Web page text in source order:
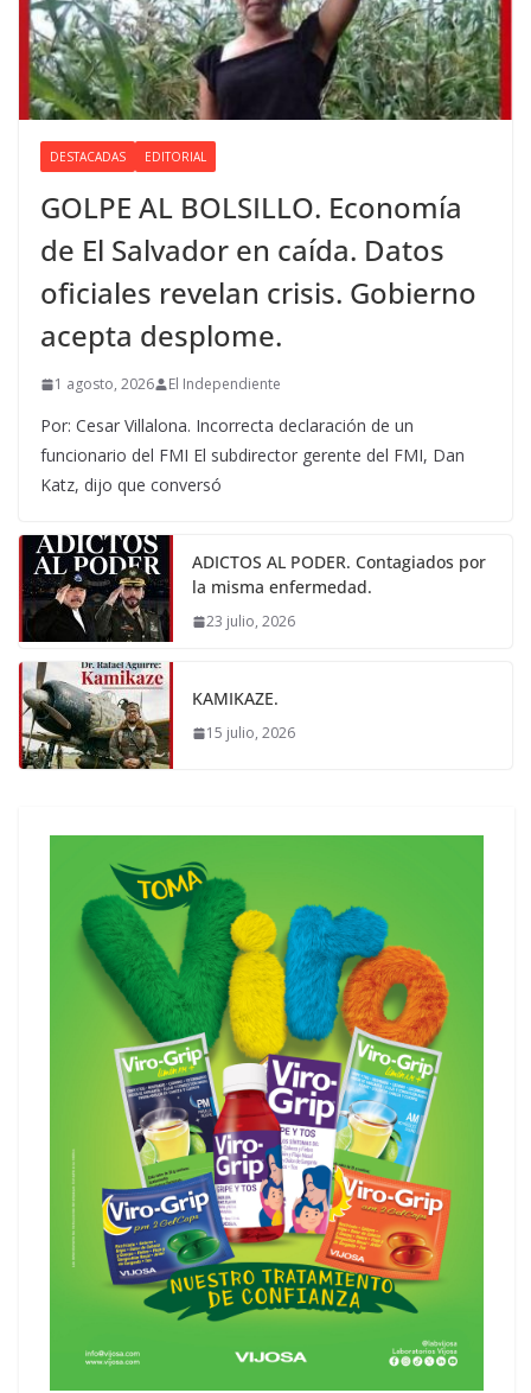
DESTACADAS EDITORIAL
GOLPE AL BOLSILLO. Economía
de El Salvador en caída. Datos
oficiales revelan crisis. Gobierno
acepta desplome.
1 agosto, 2026 El Independiente
Por: Cesar Villalona. Incorrecta declaración de un
funcionario del FMI El subdirector gerente del FMI, Dan
Katz, dijo que conversó
ADICTOS AL PODER. Contagiados por
la misma enfermedad.
23 julio, 2026
KAMIKAZE.
15 julio, 2026